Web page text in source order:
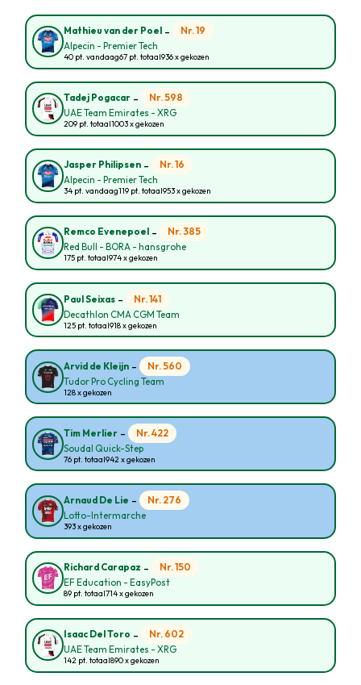
Mathieu van der Poel - Nr. 19
Alpecin - Premier Tech
40 pt. vandaag67 pt. totaal936 x gekozen
Tadej Pogacar - Nr. 598
UAE Team Emirates - XRG
209 pt. totaal1003 x gekozen
Jasper Philipsen - Nr. 16
Alpecin - Premier Tech
34 pt. vandaag119 pt. totaal953 x gekozen
Remco Evenepoel - Nr. 385
Red Bull - BORA - hansgrohe
175 pt. totaal974 x gekozen
Paul Seixas - Nr. 141
Decathlon CMA CGM Team
125 pt. totaal918 x gekozen
Arvid de Kleijn - Nr. 560
Tudor Pro Cycling Team
128 x gekozen
Tim Merlier - Nr. 422
Soudal Quick-Step
76 pt. totaal942 x gekozen
Arnaud De Lie - Nr. 276
Lotto-Intermarche
393 x gekozen
Richard Carapaz - Nr. 150
EF Education - EasyPost
89 pt. totaal714 x gekozen
Isaac Del Toro - Nr. 602
UAE Team Emirates - XRG
142 pt. totaal890 x gekozen